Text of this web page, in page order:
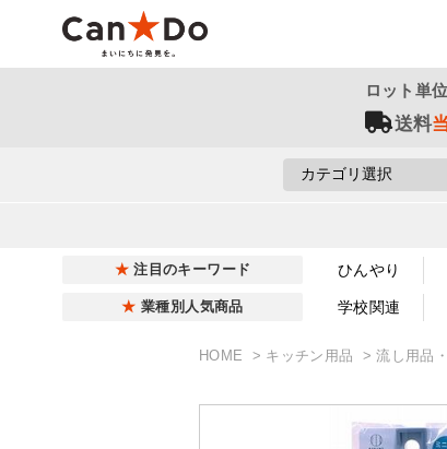
ロット単
送料
注目のキーワード ひんやり
業種別人気商品 学校関連
HOME キッチン用品 流し用品